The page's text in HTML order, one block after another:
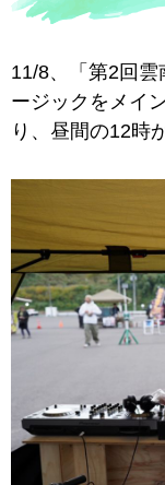
11/8、「第2回
ージックをメイ
り、昼間の12時